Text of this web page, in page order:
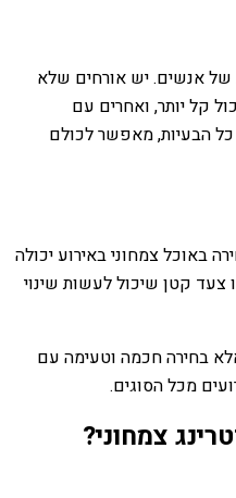
של אנשים. יש אורחים שלא
קל יותר, ואחרים עם
כל הבעיות, מאפשר לכולם
באוכל צמחוני באירוע יכולה
קטן שיכול לעשות שינוי
בחירה חכמה וטעימה עם
מכל הסוגים.
צמחוני?